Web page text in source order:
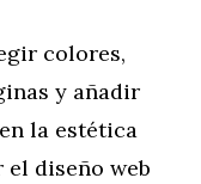
colores,
y añadir
la estética
diseño web